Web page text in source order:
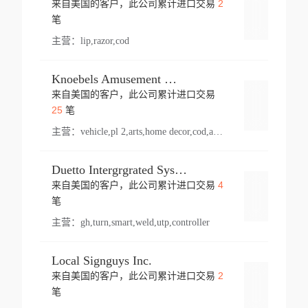
来自美国的客户，此公司累计进口交易 2
笔
主营： lip,razor,cod
Knoebels Amusement Resort
来自美国的客户，此公司累计进口交易
25笔
主营： vehicle,pl 2,arts,home decor,cod,amusement ride,sea
Duetto Intergrgrated Systems Inc.
来自美国的客户，此公司累计进口交易 4
笔
主营： gh,turn,smart,weld,utp,controller
Local Signguys Inc.
来自美国的客户，此公司累计进口交易 2
笔